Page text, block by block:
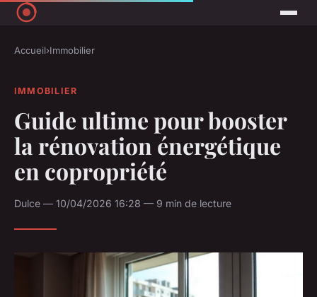
Accueil›Immobilier
IMMOBILIER
Guide ultime pour booster
la rénovation énergétique
en copropriété
Dulce — 10/04/2026 16:28 — 9 min de lecture